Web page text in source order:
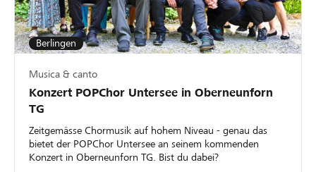
Berlingen
Musica & canto
Konzert POPChor Untersee in Oberneunforn
TG
Zeitgemässe Chormusik auf hohem Niveau - genau das
bietet der POPChor Untersee an seinem kommenden
Konzert in Oberneunforn TG. Bist du dabei?